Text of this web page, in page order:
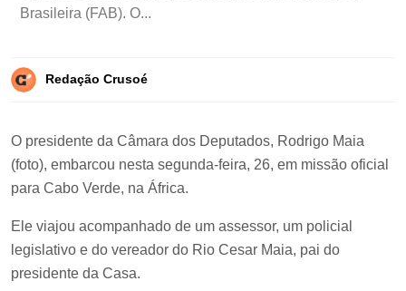
Brasileira (FAB). O...
Redação Crusoé
O presidente da Câmara dos Deputados, Rodrigo Maia
(foto), embarcou nesta segunda-feira, 26, em missão oficial
para Cabo Verde, na África.
Ele viajou acompanhado de um assessor, um policial
legislativo e do vereador do Rio Cesar Maia, pai do
presidente da Casa.